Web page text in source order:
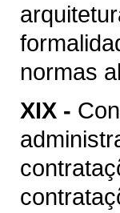
normas
XIX -